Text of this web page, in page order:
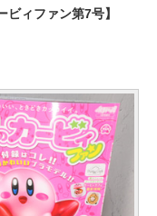
ビィファン第7号】